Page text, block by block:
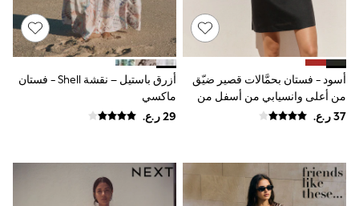
Occasionwear
Pants & Leggings
Schoolwear
Shirts & Blouses
Shorts & Skirts
Sportswear
Sweatshirts & Hoodies
Tracksuits
New In
Occasion and Party Dresses
أسود - فستان بحمَّالات قصير ضيّق
من أعلى وانسيابي من أسفل من
كتّان 100%
أزرق باستيل – نقشة Shell - فستان
ماكسي